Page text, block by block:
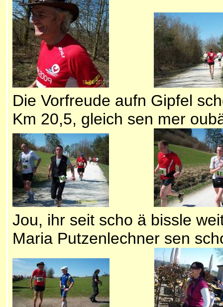
Die Vorfreude aufn Gipfel
Km 20,5, gleich sen mer
Jou, ihr seit scho ä
Maria Putzenlechner sen